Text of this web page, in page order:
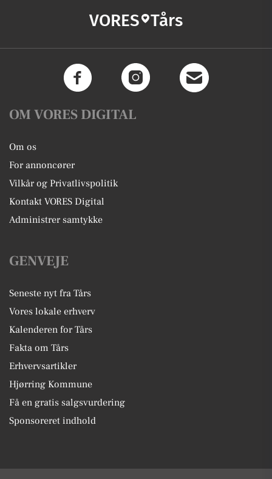
VORES Tårs
OM VORES DIGITAL
Om os
For annoncører
Vilkår og Privatlivspolitik
Kontakt VORES Digital
Administrer samtykke
GENVEJE
Seneste nyt fra Tårs
Vores lokale erhverv
Kalenderen for Tårs
Fakta om Tårs
Erhvervsartikler
Hjørring Kommune
Få en gratis salgsvurdering
Sponsoreret indhold